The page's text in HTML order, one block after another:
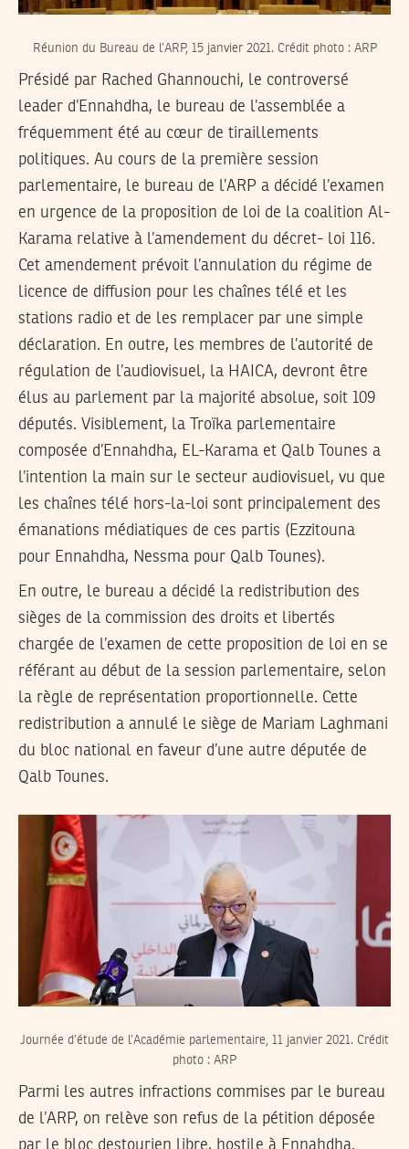
Réunion du Bureau de l’ARP, 15 janvier 2021. Crédit photo : ARP
Présidé par Rached Ghannouchi, le controversé
leader d’Ennahdha, le bureau de l’assemblée a
fréquemment été au cœur de tiraillements
politiques. Au cours de la première session
parlementaire, le bureau de l’ARP a décidé l’examen
en urgence de la proposition de loi de la coalition Al-
Karama relative à l’amendement du décret- loi 116.
Cet amendement prévoit l’annulation du régime de
licence de diffusion pour les chaînes télé et les
stations radio et de les remplacer par une simple
déclaration. En outre, les membres de l’autorité de
régulation de l’audiovisuel, la HAICA, devront être
élus au parlement par la majorité absolue, soit 109
députés. Visiblement, la Troïka parlementaire
composée d’Ennahdha, EL-Karama et Qalb Tounes a
l’intention la main sur le secteur audiovisuel, vu que
les chaînes télé hors-la-loi sont principalement des
émanations médiatiques de ces partis (Ezzitouna
pour Ennahdha, Nessma pour Qalb Tounes).
En outre, le bureau a décidé la redistribution des
sièges de la commission des droits et libertés
chargée de l’examen de cette proposition de loi en se
référant au début de la session parlementaire, selon
la règle de représentation proportionnelle. Cette
redistribution a annulé le siège de Mariam Laghmani
du bloc national en faveur d’une autre députée de
Qalb Tounes.
Journée d’étude de l’Académie parlementaire, 11 janvier 2021. Crédit
photo : ARP
Parmi les autres infractions commises par le bureau
de l’ARP, on relève son refus de la pétition déposée
par le bloc destourien libre, hostile à Ennahdha.